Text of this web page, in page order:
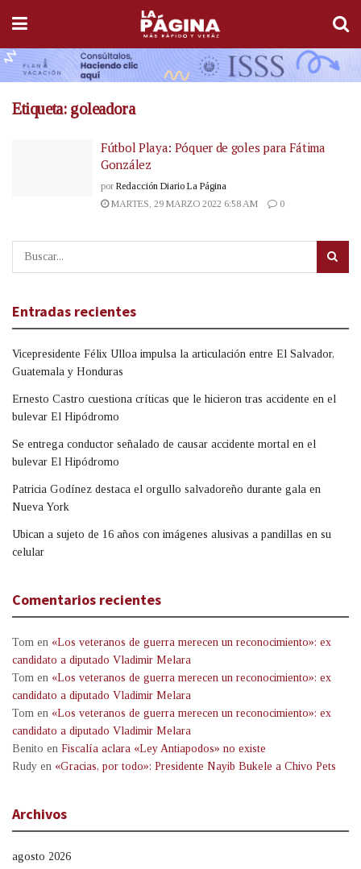
Etiqueta: goleadora
Fútbol Playa: Póquer de goles para Fátima
González
por Redacción Diario La Página
MARTES, 29 MARZO 2022 6:58 AM
0
Entradas recientes
Vicepresidente Félix Ulloa impulsa la articulación entre El Salvador,
Guatemala y Honduras
Ernesto Castro cuestiona críticas que le hicieron tras accidente en el
bulevar El Hipódromo
Se entrega conductor señalado de causar accidente mortal en el
bulevar El Hipódromo
Patricia Godínez destaca el orgullo salvadoreño durante gala en
Nueva York
Ubican a sujeto de 16 años con imágenes alusivas a pandillas en su
celular
Comentarios recientes
Tom en «Los veteranos de guerra merecen un reconocimiento»: ex
candidato a diputado Vladimir Melara
Tom en «Los veteranos de guerra merecen un reconocimiento»: ex
candidato a diputado Vladimir Melara
Tom en «Los veteranos de guerra merecen un reconocimiento»: ex
candidato a diputado Vladimir Melara
Benito en Fiscalía aclara «Ley Antiapodos» no existe
Rudy en «Gracias, por todo»: Presidente Nayib Bukele a Chivo Pets
Archivos
agosto 2026